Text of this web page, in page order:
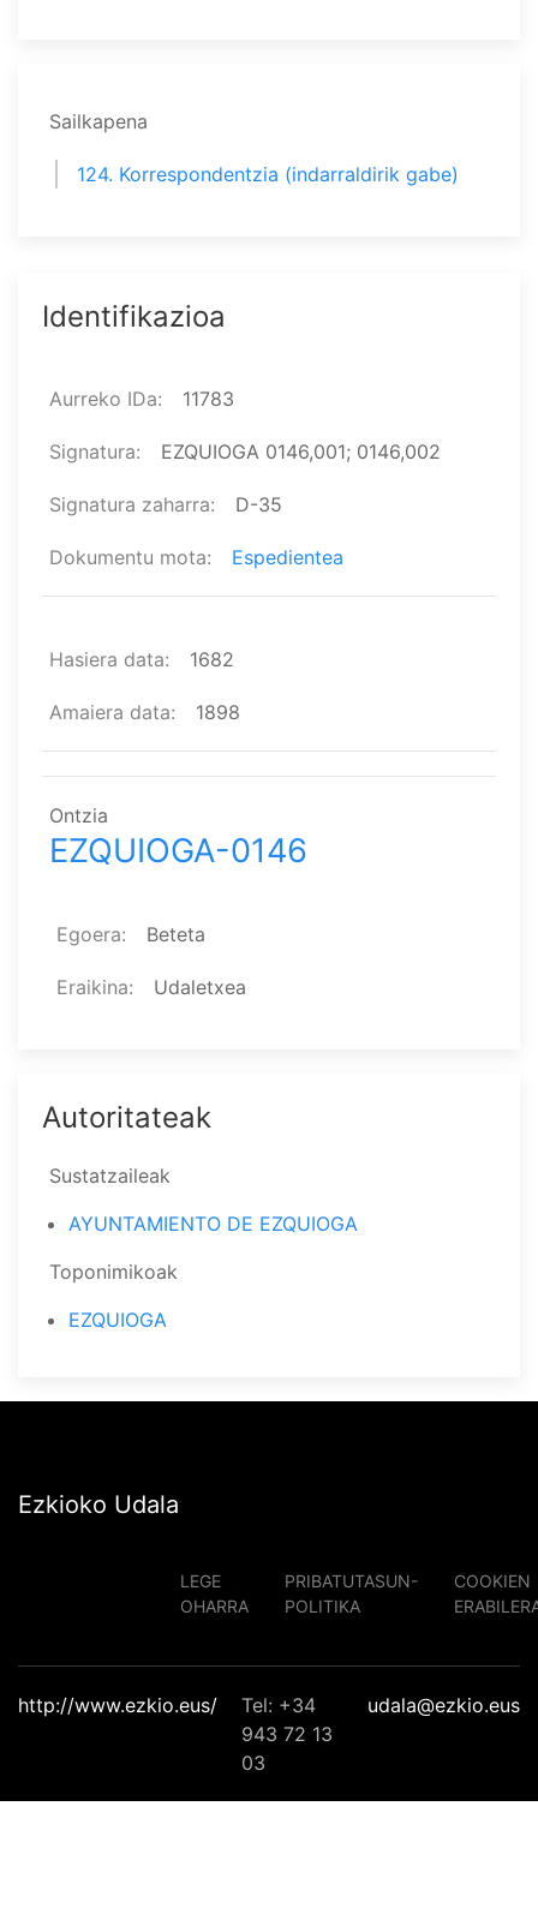
Sailkapena
124. Korrespondentzia (indarraldirik gabe)
Identifikazioa
Aurreko IDa 11783
Signatura EZQUIOGA 0146,001; 0146,002
Signatura zaharra D-35
Dokumentu mota Espedientea
Hasiera data 1682
Amaiera data 1898
Ontzia
EZQUIOGA-0146
Egoera Beteta
Eraikina Udaletxea
Autoritateak
Sustatzaileak
AYUNTAMIENTO DE EZQUIOGA
Toponimikoak
EZQUIOGA
Ezkioko Udala
LEGE
OHARRA
PRIBATUTASUN-
POLITIKA
COOKIEN
http://www.ezkio.eus/
Tel: +34
943 72 13
03
udala@ezkio.eus